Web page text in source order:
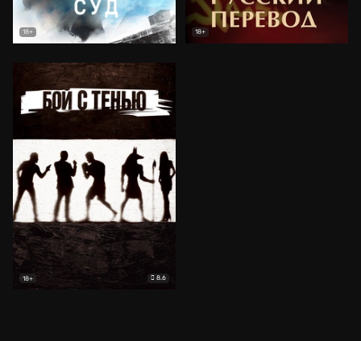
18+ 18+
18+ 8.6